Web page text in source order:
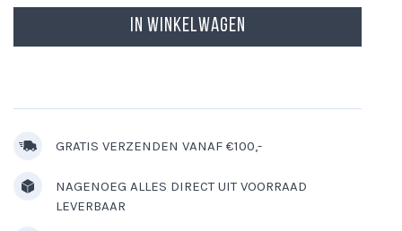
In Winkelwagen
GRATIS VERZENDEN VANAF €100,-
NAGENOEG ALLES DIRECT UIT VOORRAAD
LEVERBAAR